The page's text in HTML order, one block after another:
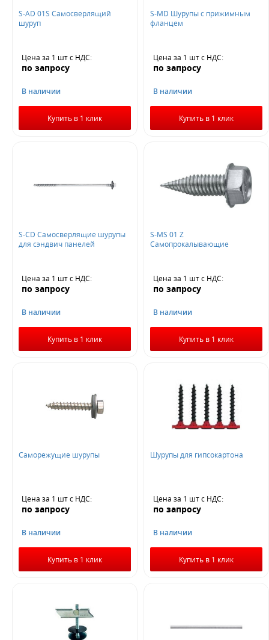
S-AD 01S Самосверлящий
шуруп
Цена за 1 штс НДС:
по запросу
В наличии
Купить в 1 клик
S-MD Шурупы с прижимным
фланцем
Цена за 1 штс НДС:
по запросу
В наличии
Купить в 1 клик
S-CD Самосверлящие шурупы
для сэндвич панелей
Цена за 1 штс НДС:
по запросу
В наличии
Купить в 1 клик
S-MS 01 Z
Самопрокалывающие
Цена за 1 штс НДС:
по запросу
В наличии
Купить в 1 клик
Cаморежущие шурупы
Цена за 1 штс НДС:
по запросу
В наличии
Купить в 1 клик
Шурупы для гипсокартона
Цена за 1 штс НДС:
по запросу
В наличии
Купить в 1 клик